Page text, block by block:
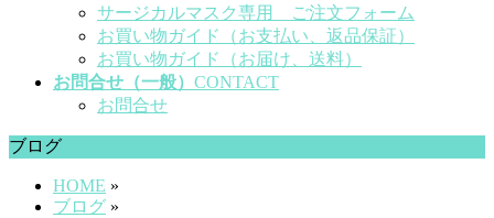
サージカルマスク専用 ご注文フォーム
お買い物ガイド（お支払い、返品保証）
お買い物ガイド（お届け、送料）
お問合せ（一般） CONTACT
お問合せ
ブログ
HOME »
ブログ »